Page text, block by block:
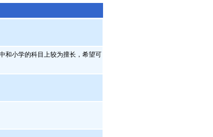
和小学的科目上较为擅长，希望可